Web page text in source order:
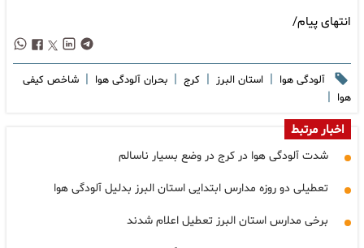
انتهای پیام/
آلودگی هوا | استان البرز | کرج | بحران آلودگی هوا | شاخص کیفی
هوا |
اخبار مرتبط
شدت آلودگی هوا در کرج در وضع بسیار ناسالم
تعطیلی دو روزه مدارس ابتدایی استان البرز بدلیل آلودگی هوا
برخی مدارس استان البرز تعطیل اعلام شدند